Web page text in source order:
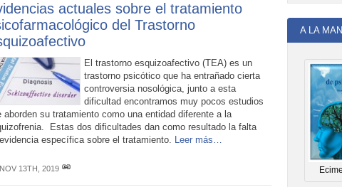
actuales sobre el tratamiento
del Trastorno
El trastorno esquizoafectivo (TEA) es un
trastorno psicótico que ha entrañado cierta
controversia nosológica, junto a esta
dificultad encontramos muy pocos estudios
aborden su tratamiento como una entidad diferente a la
Estas dos dificultades dan como resultado la falta
específica sobre el tratamiento. Leer más…
NOV 13TH, 2019
A LA